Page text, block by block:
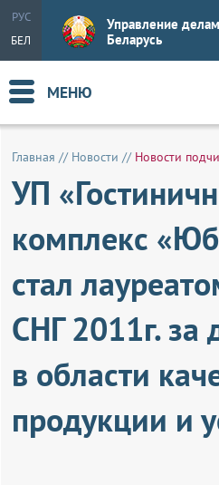
РУС
БЕЛ
Управление
Беларусь
МЕНЮ
Главная // Новости // Новости
УП
комплекс
стал
СНГ 2011г. за
в области
продукции и